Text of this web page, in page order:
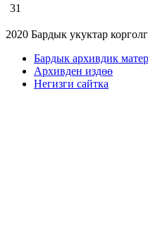
31
2020 Бардык укуктар
Бардык архивдик
Архивден издөө
Негизги сайтка